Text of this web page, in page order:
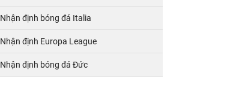
1/8 1/16
Nhận định bóng đá Italia
Nhận định Europa League
Nhận định bóng đá Đức